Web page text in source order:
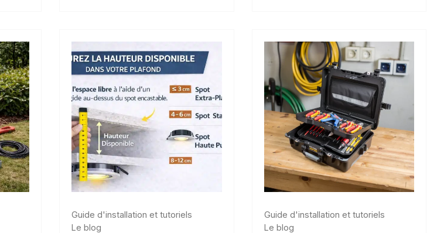
Guide d'installation et tutoriels
Le blog
Guide d'installation et tutoriels
Le blog